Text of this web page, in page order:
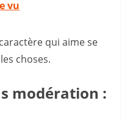
vu
qui aime se
choses.
modération :